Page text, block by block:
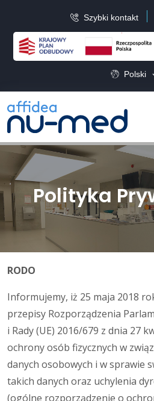
Szybki kontakt
Polski
Polityka
RODO
Informujemy, iż 25 maja 2018
przepisy Rozporządzenia
i Rady (UE) 2016/679 z dnia 27
ochrony osób fizycznych w
danych osobowych i w sprawie
takich danych oraz uchylenia
(ogólne rozporządzenie o